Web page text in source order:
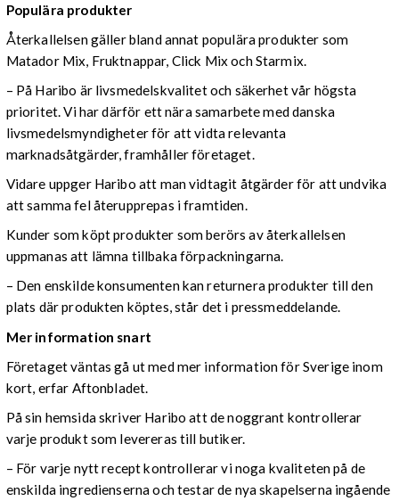
Populära produkter
Återkallelsen gäller bland annat populära produkter som
Matador Mix, Fruktnappar, Click Mix och Starmix.
– På Haribo är livsmedelskvalitet och säkerhet vår högsta
prioritet. Vi har därför ett nära samarbete med danska
livsmedelsmyndigheter för att vidta relevanta
marknadsåtgärder, framhåller företaget.
Vidare uppger Haribo att man vidtagit åtgärder för att undvika
att samma fel återupprepas i framtiden.
Kunder som köpt produkter som berörs av återkallelsen
uppmanas att lämna tillbaka förpackningarna.
– Den enskilde konsumenten kan returnera produkter till den
plats där produkten köptes, står det i pressmeddelande.
Mer information snart
Företaget väntas gå ut med mer information för Sverige inom
kort, erfar Aftonbladet.
På sin hemsida skriver Haribo att de noggrant kontrollerar
varje produkt som levereras till butiker.
– För varje nytt recept kontrollerar vi noga kvaliteten på de
enskilda ingredienserna och testar de nya skapelserna ingående